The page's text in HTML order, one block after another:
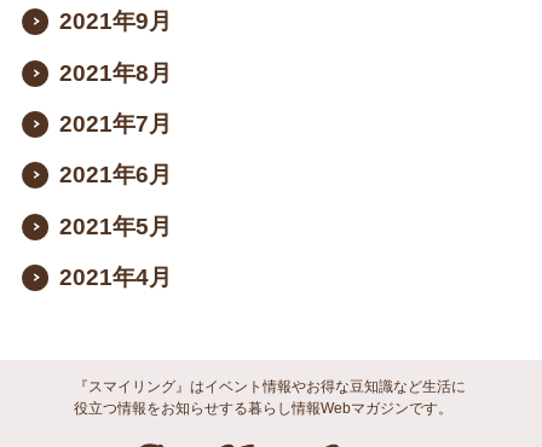
2021年9月
2021年8月
2021年7月
2021年6月
2021年5月
2021年4月
『スマイリング』はイベント情報やお得な豆知識など生活に
役立つ情報をお知らせする暮らし情報Webマガジンです。